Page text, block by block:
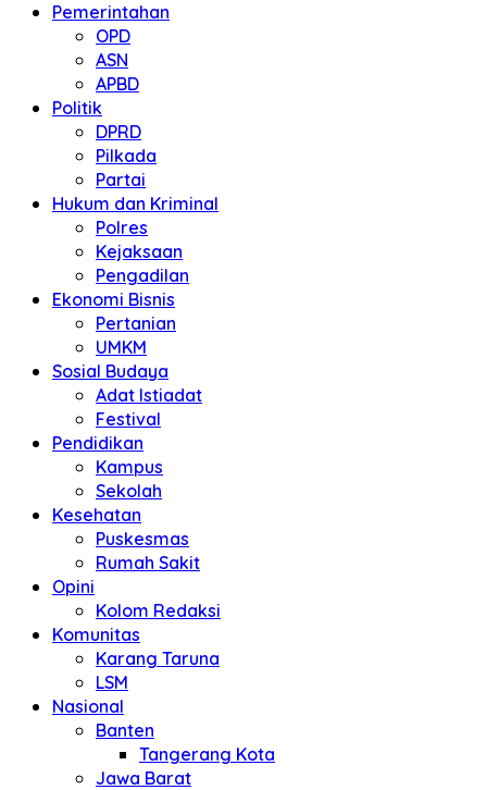
Pemerintahan
OPD
ASN
APBD
Politik
DPRD
Pilkada
Partai
Hukum dan Kriminal
Polres
Kejaksaan
Pengadilan
Ekonomi Bisnis
Pertanian
UMKM
Sosial Budaya
Adat Istiadat
Festival
Pendidikan
Kampus
Sekolah
Kesehatan
Puskesmas
Rumah Sakit
Opini
Kolom Redaksi
Komunitas
Karang Taruna
LSM
Nasional
Banten
Tangerang Kota
Jawa Barat